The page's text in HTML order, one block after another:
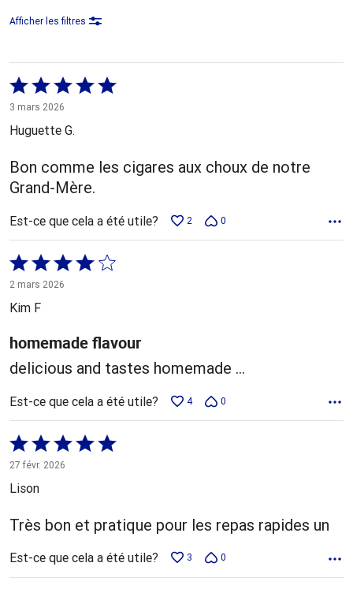
Afficher les filtres
Coté
5 sur
5
3 mars 2026
Huguette G.
Bon comme les cigares aux choux de notre
Grand-Mère.
Est-ce que cela a été utile? 2 0
Coté
4 sur
5
2 mars 2026
Kim F
homemade flavour
delicious and tastes homemade ...
Est-ce que cela a été utile? 4 0
Coté
5 sur
5
27 févr. 2026
Lison
Très bon et pratique pour les repas rapides un
Est-ce que cela a été utile? 3 0